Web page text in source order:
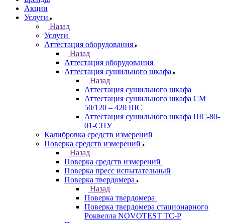
Акции
Услуги
Назад
Услуги
Аттестация оборудования
Назад
Аттестация оборудования
Аттестация сушильного шкафа
Назад
Аттестация сушильного шкафа
Аттестация сушильного шкафа СМ
50/120 – 420 ШС
Аттестация сушильного шкафа ШС-80-
01-СПУ
Калибровка средств измерений
Поверка средств измерений
Назад
Поверка средств измерений
Поверка пресс испытательный
Поверка твердомера
Назад
Поверка твердомера
Поверка твердомера стационарного
Роквелла NOVOTEST TС-Р